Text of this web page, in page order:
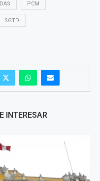
PCM
SGTD
INTERESAR